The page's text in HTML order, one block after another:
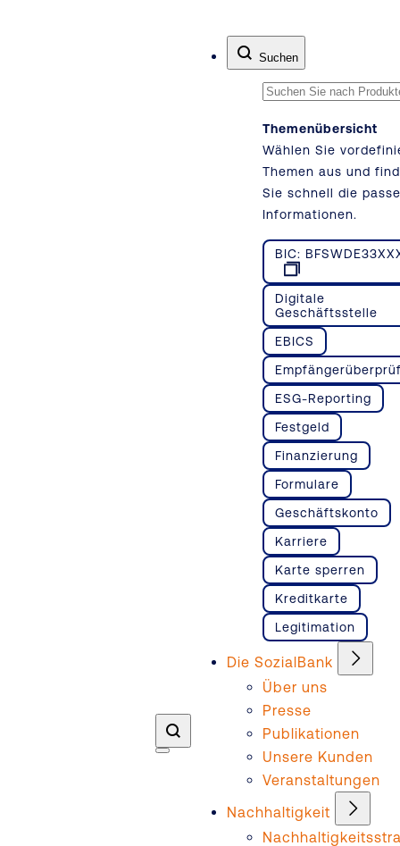
Suchen
Themenübersicht
Wählen Sie
Themen aus und
Sie schnell die
Informationen.
BIC:
Digitale
Geschäftsstelle
EBICS
ESG-Reporting
Festgeld
Finanzierung
Formulare
Geschäftskonto
Karriere
Karte sperren
Kreditkarte
Legitimation
Die SozialBank
Über uns
Presse
Publikationen
Unsere Kunden
Veranstaltungen
Nachhaltigkeit